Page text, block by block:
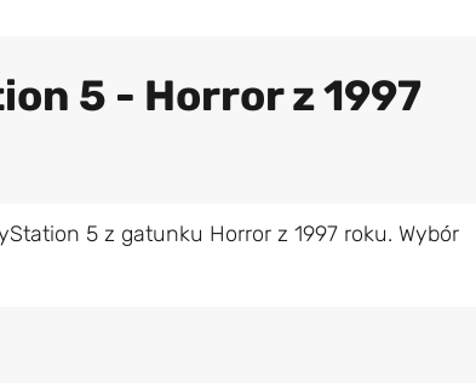
5 - Horror z 1997
5 z gatunku Horror z 1997 roku. Wybór